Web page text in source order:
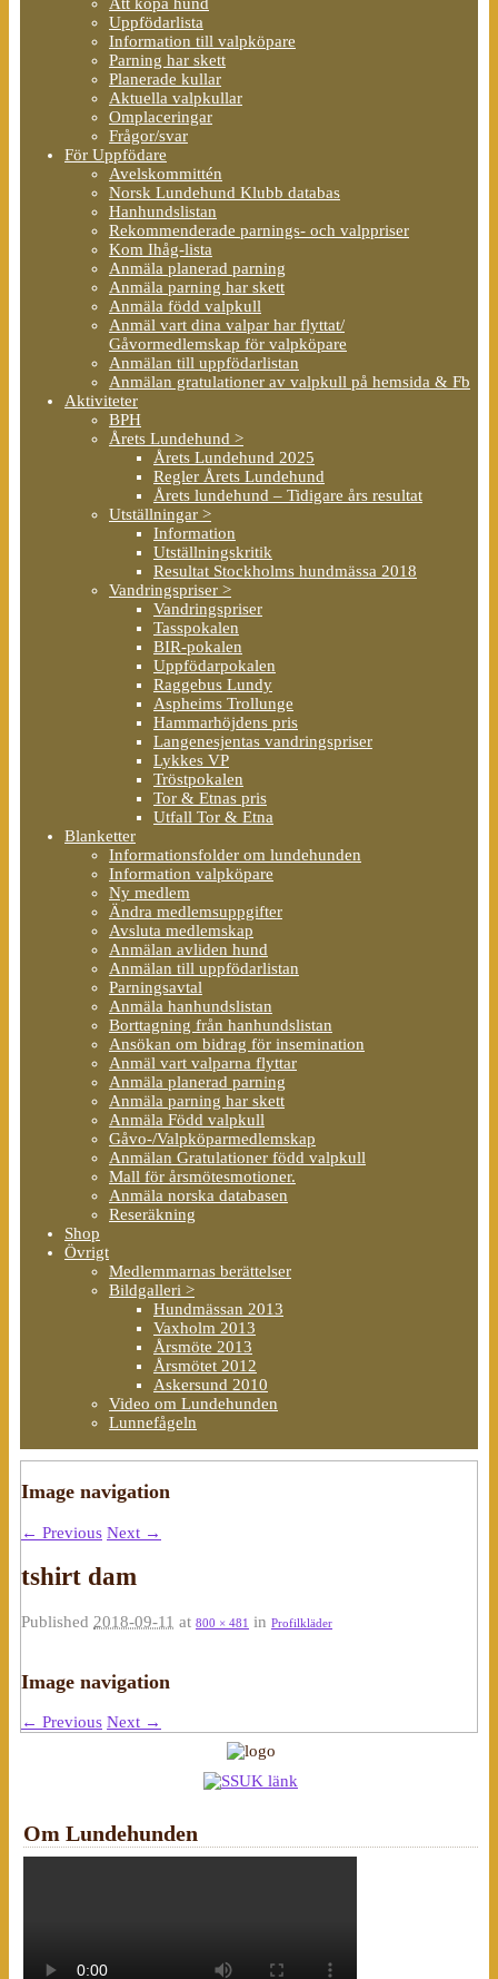
Uppfödarlista
Information till valpköpare
Parning har skett
Planerade kullar
Aktuella valpkullar
Omplaceringar
Frågor/svar
För Uppfödare
Avelskommittén
Norsk Lundehund Klubb databas
Hanhundslistan
Rekommenderade parnings- och valppriser
Kom Ihåg-lista
Anmäla planerad parning
Anmäla parning har skett
Anmäla född valpkull
Anmäl vart dina valpar har flyttat/
Gåvormedlemskap för valpköpare
Anmälan till uppfödarlistan
Anmälan gratulationer av valpkull på hemsida & Fb
Aktiviteter
BPH
Årets Lundehund >
Årets Lundehund 2025
Regler Årets Lundehund
Årets lundehund – Tidigare års resultat
Utställningar >
Information
Utställningskritik
Resultat Stockholms hundmässa 2018
Vandringspriser >
Vandringspriser
Tasspokalen
BIR-pokalen
Uppfödarpokalen
Raggebus Lundy
Aspheims Trollunge
Hammarhöjdens pris
Langenesjentas vandringspriser
Lykkes VP
Tröstpokalen
Tor & Etnas pris
Utfall Tor & Etna
Blanketter
Informationsfolder om lundehunden
Information valpköpare
Ny medlem
Ändra medlemsuppgifter
Avsluta medlemskap
Anmälan avliden hund
Anmälan till uppfödarlistan
Parningsavtal
Anmäla hanhundslistan
Borttagning från hanhundslistan
Ansökan om bidrag för insemination
Anmäl vart valparna flyttar
Anmäla planerad parning
Anmäla parning har skett
Anmäla Född valpkull
Gåvo-/Valpköparmedlemskap
Anmälan Gratulationer född valpkull
Mall för årsmötesmotioner.
Anmäla norska databasen
Reseräkning
Shop
Övrigt
Medlemmarnas berättelser
Bildgalleri >
Hundmässan 2013
Vaxholm 2013
Årsmöte 2013
Årsmötet 2012
Askersund 2010
Video om Lundehunden
Lunnefågeln
Image navigation
← Previous Next →
tshirt dam
Published 2018-09-11 at 800 × 481 in Profilkläder
Image navigation
← Previous Next →
Om Lundehunden